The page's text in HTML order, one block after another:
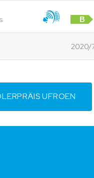
B
2020/
UFROEN